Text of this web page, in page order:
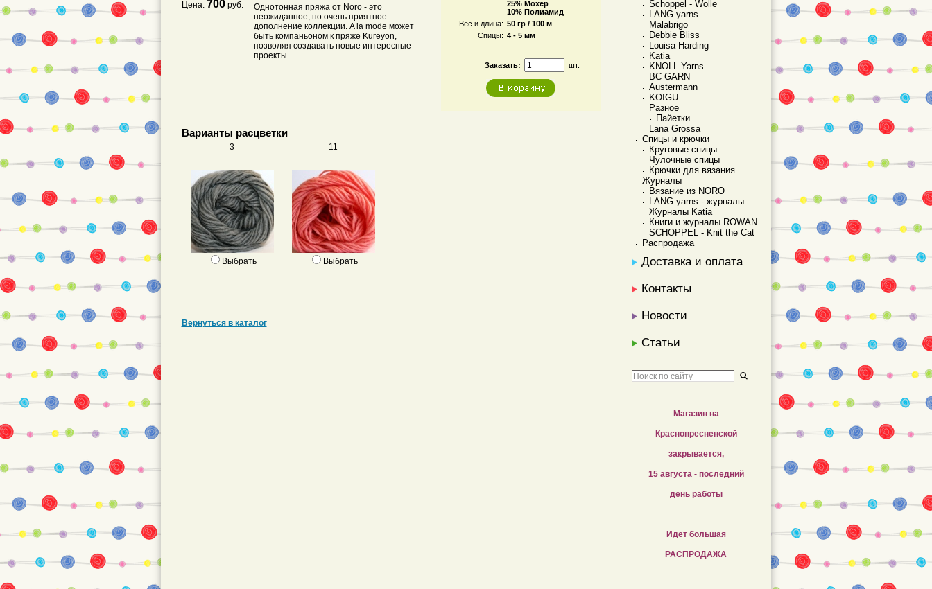
Цена: 700руб.
Однотонная пряжа от Noro - это
неожиданное, но очень приятное
дополнение коллекции. A la mode может
быть компаньоном к пряже Kureyon,
позволяя создавать новые интересные
проекты.
25% Мохер
10% Полиамид
Вес и длина: 50 гр / 100 м
Спицы: 4 - 5 мм
Заказать: шт.
Варианты расцветки
3
Выбрать
11
Выбрать
Вернуться в каталог
Schoppel - Wolle
LANG yarns
Malabrigo
Debbie Bliss
Louisa Harding
Katia
KNOLL Yarns
BC GARN
Austermann
KOIGU
Разное
Пайетки
Lana Grossa
Спицы и крючки
Круговые спицы
Чулочные спицы
Крючки для вязания
Журналы
Вязание из NORO
LANG yarns - журналы
Журналы Katia
Книги и журналы ROWAN
SCHOPPEL - Knit the Cat
Распродажа
Доставка и оплата
Контакты
Новости
Статьи
Магазин на
Краснопресненской
закрывается,
15 августа - последний
день работы
Идет большая
РАСПРОДАЖА